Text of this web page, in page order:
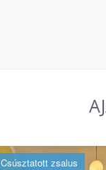
Csúsztatott zsalus